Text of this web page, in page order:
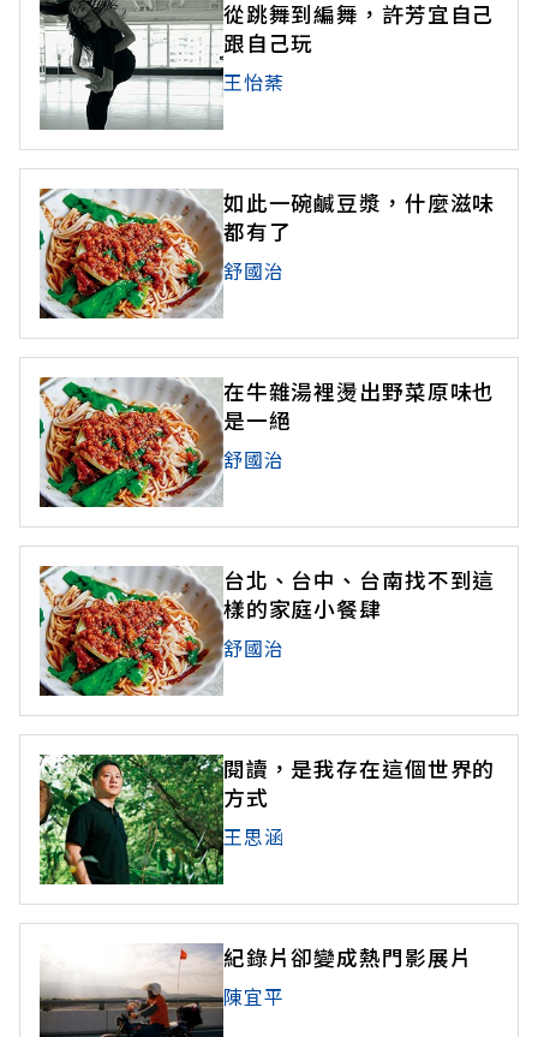
從跳舞到編舞，許芳宜自己
跟自己玩
王怡棻
如此一碗鹹豆漿，什麼滋味
都有了
舒國治
在牛雜湯裡燙出野菜原味也
是一絕
舒國治
台北、台中、台南找不到這
樣的家庭小餐肆
舒國治
閱讀，是我存在這個世界的
方式
王思涵
紀錄片卻變成熱門影展片
陳宜平